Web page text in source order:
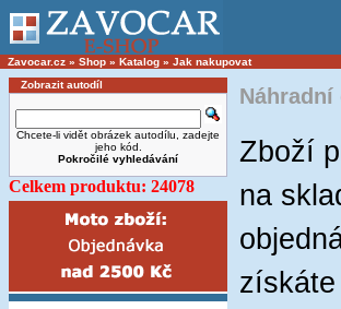
Zavocar.cz » Shop » Katalog » Jak nakupovat
Zobrazit autodíl
Chcete-li vidět obrázek autodílu, zadejte
jeho kód.
Pokročilé vyhledávání
Celkem produktu: 24078
Náhradní
Zboží
na